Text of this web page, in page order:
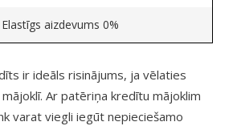
Elastīgs aizdevums 0%
ir ideāls risinājums, ja vēlaties
Ar patēriņa kredītu mājoklim
varat viegli iegūt nepieciešamo